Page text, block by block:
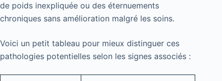
de poids inexpliquée ou des éternuements
chroniques sans amélioration malgré les soins.
Voici un petit tableau pour mieux distinguer ces
pathologies potentielles selon les signes associés :